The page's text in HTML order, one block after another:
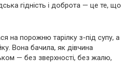
гідність і доброта — це те, що
на порожню тарілку з-під супу, а
Вона бачила, як дівчина
— без зверхності, без жалю,